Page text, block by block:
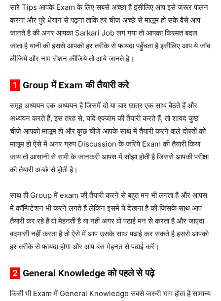
सारे Tips आपके Exam के लिए सबसे अच्छा है इसीलिए आप इसे जरूर पालन
करना और पुरे धेयान से पढ़ना ताकि हर चीज अच्छे से मालूम हो सके वैसे आप
जानते है की अगर आपका Sarkari Job लग गया तो आपका किस्मत बदल
जाता है यानी की इससे आपको हर तरीके से फायदा पहुँचता है इसीलिए आप ये जॉब
लीजिये और नाम रोशन कीजिये तो आये जानते है।
1 Group में Exam की तैयारी करे
समूह अध्ययन एक अध्ययन है जिसमें दो या चार छात्र एक साथ बैठते हैं और
अध्ययन करते हैं, इस तरह से, यदि एक्जाम की तैयारी करते हैं, तो शायद कुछ
चीजे आपको मालूम हो और कुछ चीजे आपके साथ में तैयारी करने वाले दोस्तों को
मालूम हो ऐसे में अगर ग्रुप Discussion के जरिये Exam की तैयारी किया
जाय तो आसानी से सभी के जानकरी आपस में साँझा होती है जिससे आपकी परीक्षा
की तैयारी अच्छे से होती है।
साथ ही Group में exam की तैयारी करने से बहुत मन भी लगता है और आपस
में कॉम्पिटेशन भी करने लगते है लेकिन इसमें ये देखना है की जिसके साथ आप
तैयारी कर रहे है वो मेहनती है या नहीं अगर वो पढाई मन से करता है और जाएदा
बदमासी नहीं करता है तो ऐसे में आप उसके साथ पढाई कर सकते है इससे आपको
हर तरीके से फायदा होगा और आप बस मेहनत से पढाई करें।
2 General Knowledge को पहले से पढ़े
किसी भी Exam में General Knowledge सबसे जरुरी भाग होता है सामान्य